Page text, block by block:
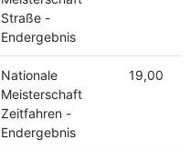
Straße -
Endergebnis
Nationale
Meisterschaft
Zeitfahren -
Endergebnis
19,00